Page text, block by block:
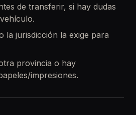
de transferir, si hay dudas
la jurisdicción la exige para
provincia o hay
impresiones.